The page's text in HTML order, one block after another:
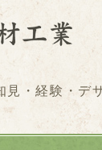
・経験・デ